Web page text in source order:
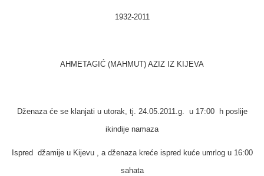
1932-2011
AHMETAGIĆ (MAHMUT) AZIZ IZ KIJEVA
Dženaza će se klanjati u utorak, tj. 24.05.2011.g. u 17:00 h poslije
ikindije namaza
Ispred džamije u Kijevu , a dženaza kreće ispred kuće umrlog u 16:00
sahata